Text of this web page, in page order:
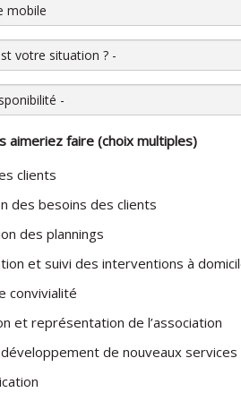
situation ?
aimeriez faire (choix multiples)
clients
des besoins des clients
des plannings
et suivi des interventions à
convivialité
et représentation de l’association
de nouveaux services